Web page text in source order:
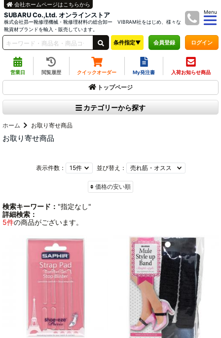
SUBARU Co.,Ltd. オンラインストア
株式会社昴ー靴修理機械・靴修理材料の総合卸ー VIBRAM社をはじめ、様々な
靴資材ブランドを輸入・販売しています。
Menu
会社ホームページはこちらから
条件指定▼ 会員登録 ログイン
営業日 閲覧履歴 クイックオーダー My発注書 入荷お知らせ商品
トップページ
カテゴリーから探す
ホーム お取り寄せ商品
お取り寄せ商品
表示件数： 並び替え：
価格の安い順
検索キーワード： "指定なし"
詳細検索：
5件の商品がございます。